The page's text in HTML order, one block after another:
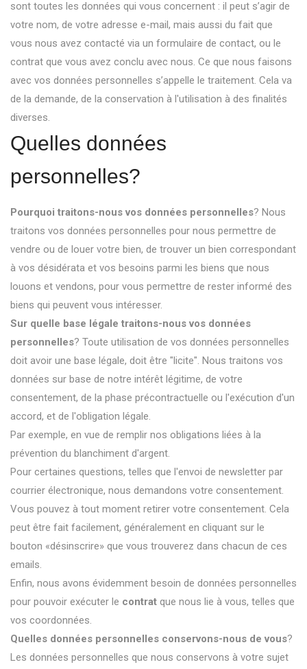
sont toutes les données qui vous concernent : il peut s’agir de
votre nom, de votre adresse e-mail, mais aussi du fait que
vous nous avez contacté via un formulaire de contact, ou le
contrat que vous avez conclu avec nous. Ce que nous faisons
avec vos données personnelles s’appelle le traitement. Cela va
de la demande, de la conservation à l'utilisation à des finalités
diverses.
Quelles données
personnelles?
Pourquoi traitons-nous vos données personnelles? Nous
traitons vos données personnelles pour nous permettre de
vendre ou de louer votre bien, de trouver un bien correspondant
à vos désidérata et vos besoins parmi les biens que nous
louons et vendons, pour vous permettre de rester informé des
biens qui peuvent vous intéresser.
Sur quelle base légale traitons-nous vos données
personnelles? Toute utilisation de vos données personnelles
doit avoir une base légale, doit être "licite". Nous traitons vos
données sur base de notre intérêt légitime, de votre
consentement, de la phase précontractuelle ou l'exécution d'un
accord, et de l'obligation légale.
Par exemple, en vue de remplir nos obligations liées à la
prévention du blanchiment d'argent.
Pour certaines questions, telles que l'envoi de newsletter par
courrier électronique, nous demandons votre consentement.
Vous pouvez à tout moment retirer votre consentement. Cela
peut être fait facilement, généralement en cliquant sur le
bouton «désinscrire» que vous trouverez dans chacun de ces
emails.
Enfin, nous avons évidemment besoin de données personnelles
pour pouvoir exécuter le contrat que nous lie à vous, telles que
vos coordonnées.
Quelles données personnelles conservons-nous de vous?
Les données personnelles que nous conservons à votre sujet